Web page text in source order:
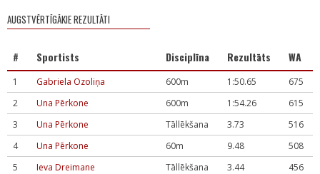
AUGSTVĒRTĪGĀKIE REZULTĀTI
# Sportists Disciplīna Rezultāts WA
1 Gabriela Ozoliņa 600m 1:50.65
675
2
Una Pērkone 600m 1:54.26
615
3
Una Pērkone Tāllēkšana 3.73
516
4
Una Pērkone 60m 9.48
508
5
Ieva Dreimane Tāllēkšana 3.44
456